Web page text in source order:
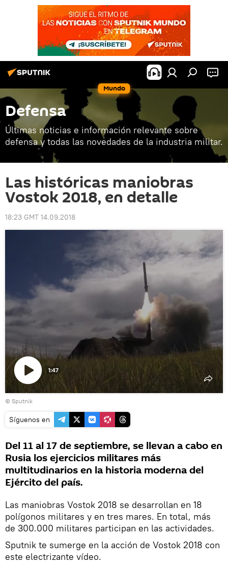
Mundo
Defensa
Últimas noticias e información relevante sobre
defensa y todas las novedades de la industria militar.
Las históricas maniobras
Vostok 2018, en detalle
18:23 GMT 14.09.2018
Reproducir
vídeo
1:47
© Sputnik
Síguenos en
Del 11 al 17 de septiembre, se llevan a cabo en
Rusia los ejercicios militares más
multitudinarios en la historia moderna del
Ejército del país.
Las maniobras Vostok 2018 se desarrollan en 18
polígonos militares y en tres mares. En total, más
de 300.000 militares participan en las actividades.
Sputnik te sumerge en la acción de Vostok 2018 con
este electrizante vídeo.